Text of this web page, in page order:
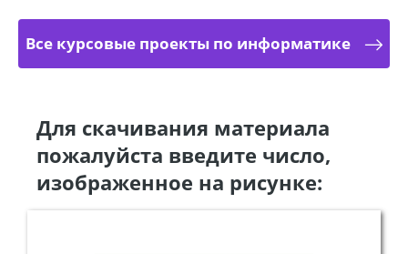
Все курсовые проекты по информатике
Для скачивания материала
пожалуйста введите число,
изображенное на рисунке: